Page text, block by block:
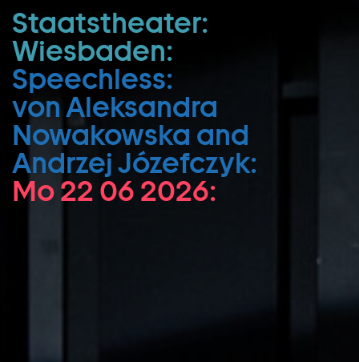
Zum Hauptinhalt springen
Zum Footer springen
Staatstheater:
Wiesbaden:
Speechless:
von Aleksandra
Nowakowska and
Andrzej Józefczyk:
Mo 22 06 2026: